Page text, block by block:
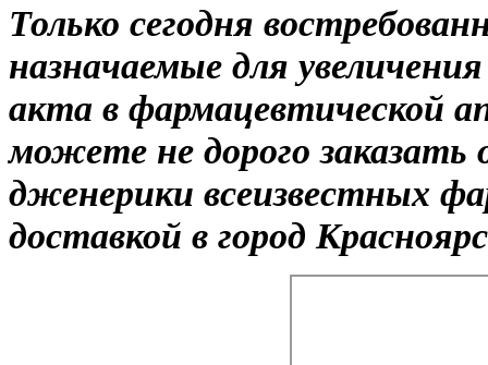
Только сегодня
назначаемые для
акта в фармацевтической
можете не дорого
дженерики всеизвестных
доставкой в город